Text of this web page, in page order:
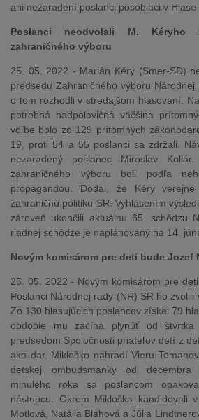
ani nezaradení poslanci pôsobiaci v Hlase-
Poslanci neodvolali M. Kéryho
zahraničného výboru
25. 05. 2022 - Marián Kéry (Smer-SD)
predsedu Zahraničného výboru Národnej
o tom rozhodli v stredajšom hlasovaní.
potrebná nadpolovičná väčšina
voľbe bolo zo 129 prítomných
19, proti 54 a 55 poslanci sa zdržali.
nezaradený poslanec Miroslav
zahraničného výboru boli podľa
propagandou. Dodal, že Kéry verejne
zahraničnú politiku SR. Vyhlásením
zároveň ukončili aktuálnu 65. schôdzu
riadnej schôdze je naplánovaný na 14.
Novým komisárom pre deti bude Jozef
25. 05. 2022 - Novým komisárom pre
Poslanci Národnej rady (NR) SR ho zvolili
Zo 130 hlasujúcich poslancov získal 79
obdobie mu začína plynúť od
predsedom Spoločnosti priateľov detí z
ako dar. Mikloško nahradí Vieru
detskej ombudsmanky od
minulého roka sa poslancom
nástupcu. Okrem Mikloška kandidovali
Motlová, Natália Blahová a Júlia